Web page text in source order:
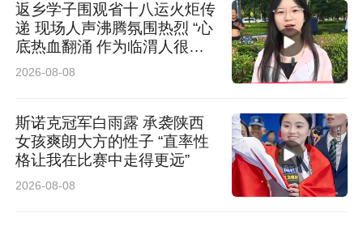
经专业检测，海红果钙含量在温带水果中位居前
列，是苹果的20倍、梨的30倍，同时富含维生素
美誉，这为后续产业开发奠定了坚实的营养学基
础。
返乡学子围观省十八运火炬传
递 现场人声沸腾氛围热烈 “心
底热血翻涌 作为临渭人很荣
耀”
2026-08-08
斯诺克冠军白雨露 承袭陕西
女孩爽朗大方的性子 “直率性
格让我在比赛中走得更远”
2026-08-08